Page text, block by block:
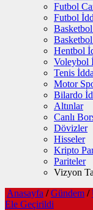
Futbol
Futbol
Hentbol
Voleybol
Tenis
Motor
Bilardo
Altınlar
Canlı
Dövizler
Hisseler
Kripto
Pariteler
Vizyon
Anasayfa / Gündem /
Ele Geçirildi